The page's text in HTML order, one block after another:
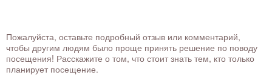
Пожалуйста, оставьте подробный отзыв или комментарий,
чтобы другим людям было проще принять решение по поводу
посещения! Расскажите о том, что стоит знать тем, кто только
планирует посещение.